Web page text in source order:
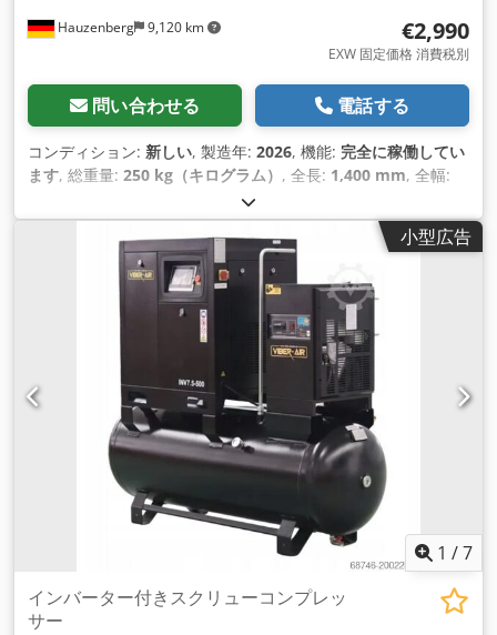
Hauzenberg 9,120 km €2,990
EXW 固定価格 消費税別
問い合わせる 電話する
コンディション: 新しい, 製造年: 2026, 機能: 完全に稼働してい
ます, 総重量: 250 kg（キログラム） , 全長: 1,400 mm, 全幅:
, 出力:
動圧力:10 バー, 圧力（最小）:6 バー, 圧力（最大）:10 バー,
55 デシベル (dB), 冷却方式: , 装備: ドキュメ
ント / マニュアル, 冷凍式ドライヤー, 銘板あり
小型広告
1 /7
インバーター付きスクリューコンプレッ
サー